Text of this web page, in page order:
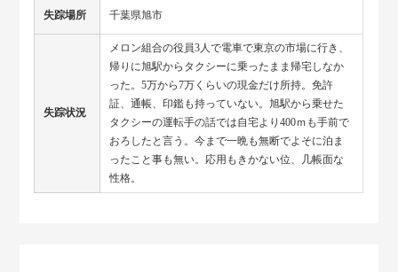
失踪場所 千葉県旭市
失踪状況
メロン組合の役員3人で電車で東京の市場に行き、
帰りに旭駅からタクシーに乗ったまま帰宅しなか
った。5万から7万くらいの現金だけ所持。免許
証、通帳、印鑑も持っていない。旭駅から乗せた
タクシーの運転手の話では自宅より400ｍも手前で
おろしたと言う。今まで一晩も無断でよそに泊ま
ったこと事も無い。応用もきかない位、几帳面な
性格。